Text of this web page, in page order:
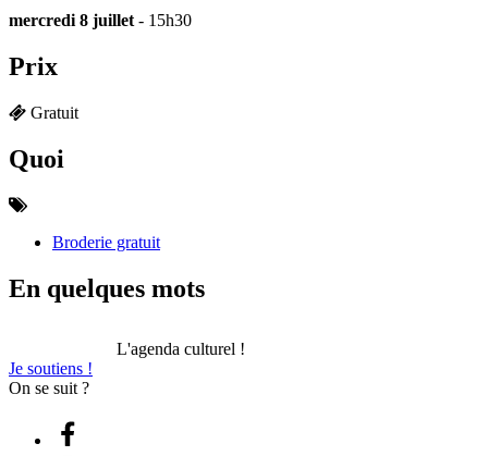
mercredi 8 juillet - 15h30
Prix
Gratuit
Quoi
Broderie gratuit
En quelques mots
L'agenda culturel !
Je soutiens !
On se suit ?